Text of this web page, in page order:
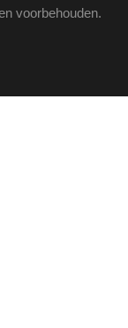
voorbehouden.